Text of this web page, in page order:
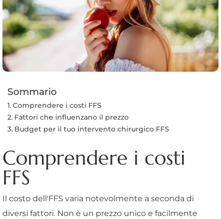
Sommario
Comprendere i costi FFS
Fattori che influenzano il prezzo
Budget per il tuo intervento chirurgico FFS
Comprendere i costi
FFS
Il costo dell'FFS varia notevolmente a seconda di
diversi fattori. Non è un prezzo unico e facilmente